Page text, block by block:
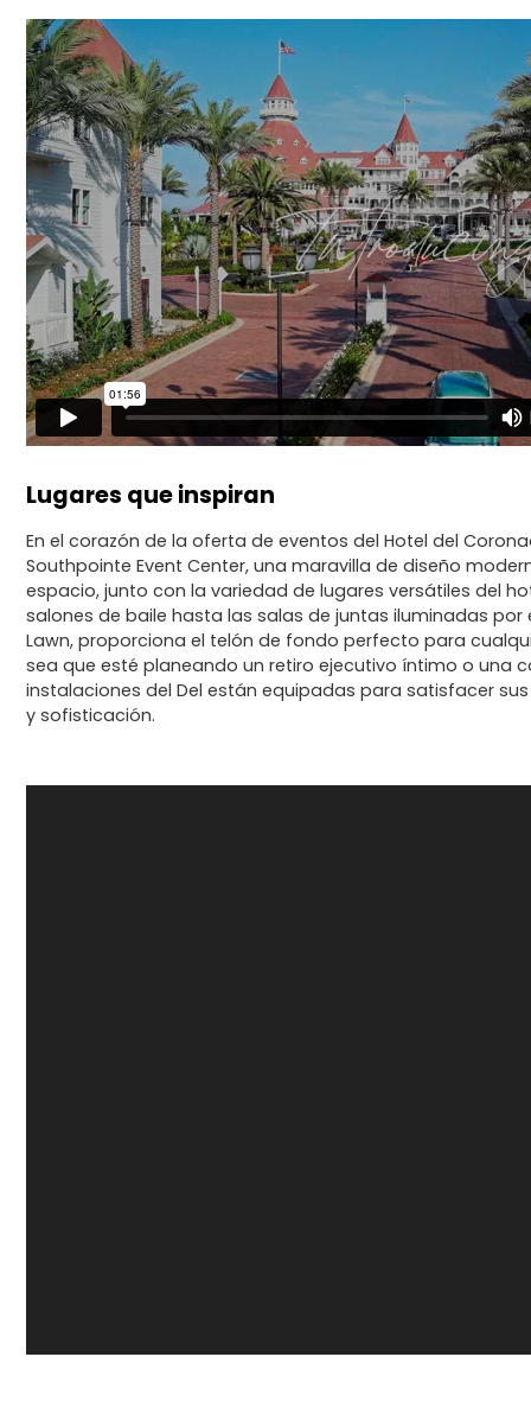
Lugares que inspiran
En el corazón de la oferta de eventos del Hotel del
Southpointe Event Center, una maravilla de diseño
espacio, junto con la variedad de lugares versátiles del
salones de baile hasta las salas de juntas iluminadas por
Lawn, proporciona el telón de fondo perfecto para
sea que esté planeando un retiro ejecutivo íntimo o una
instalaciones del Del están equipadas para satisfacer
y sofisticación.